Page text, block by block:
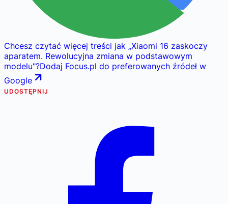
Chcesz czytać więcej treści jak „Xiaomi 16 zaskoczy
aparatem. Rewolucyjna zmiana w podstawowym
modelu"?Dodaj Focus.pl do preferowanych źródeł w
Google
UDOSTĘPNIJ